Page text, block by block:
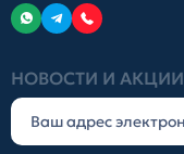
НОВОСТИ И АКЦИИ